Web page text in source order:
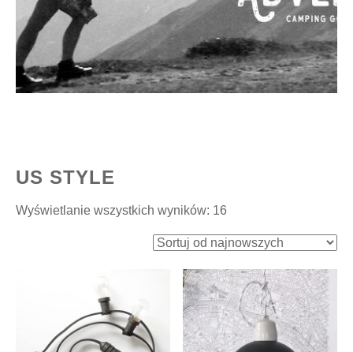
US STYLE
Wyświetlanie wszystkich wyników: 16
według
najnowszych